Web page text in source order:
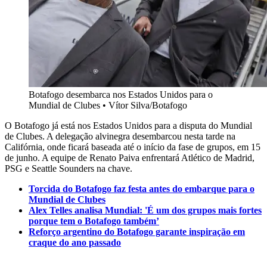
Botafogo desembarca nos Estados Unidos para o
Mundial de Clubes • Vítor Silva/Botafogo
O Botafogo já está nos Estados Unidos para a disputa do Mundial
de Clubes. A delegação alvinegra desembarcou nesta tarde na
Califórnia, onde ficará baseada até o início da fase de grupos, em 15
de junho. A equipe de Renato Paiva enfrentará Atlético de Madrid,
PSG e Seattle Sounders na chave.
Torcida do Botafogo faz festa antes do embarque para o
Mundial de Clubes
Alex Telles analisa Mundial: 'É um dos grupos mais fortes
porque tem o Botafogo também’
Reforço argentino do Botafogo garante inspiração em
craque do ano passado